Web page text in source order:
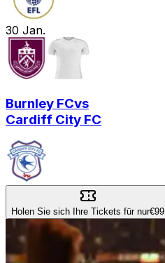
30 Jan.
Burnley FCvs
Cardiff City FC
Holen Sie sich Ihre Tickets für nur€99